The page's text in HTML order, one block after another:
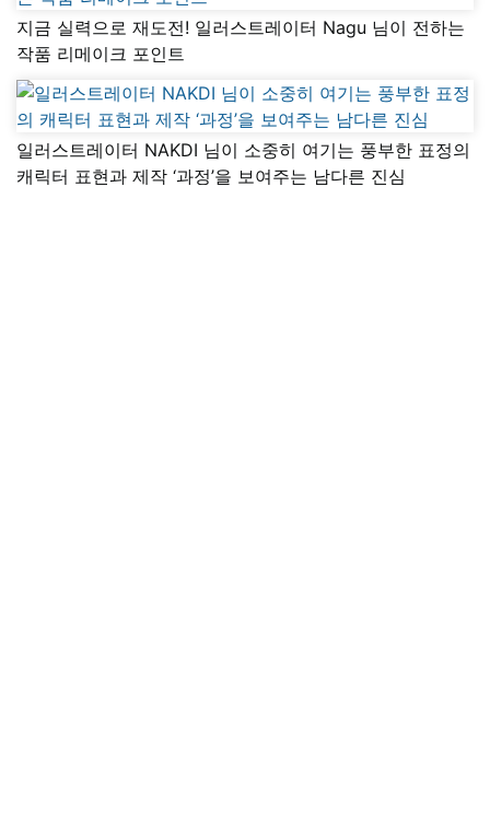
지금 실력으로 재도전! 일러스트레이터 Nagu 님이 전하는
작품 리메이크 포인트
일러스트레이터 NAKDI 님이 소중히 여기는 풍부한 표정의
캐릭터 표현과 제작 ‘과정’을 보여주는 남다른 진심